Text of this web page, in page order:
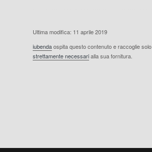
Ultima modifica: 11 aprile 2019
iubendaospita questo contenuto e raccoglie solo
strettamente necessarialla sua fornitura.